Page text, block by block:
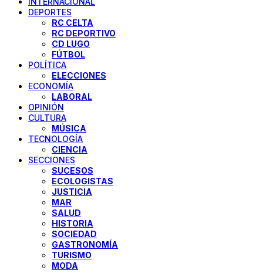
DEPORTES
RC CELTA
RC DEPORTIVO
CD LUGO
FÚTBOL
POLÍTICA
ELECCIONES
ECONOMÍA
LABORAL
OPINIÓN
CULTURA
MÚSICA
TECNOLOGÍA
CIENCIA
SECCIONES
SUCESOS
ECOLOGISTAS
JUSTICIA
MAR
SALUD
HISTORIA
SOCIEDAD
GASTRONOMÍA
TURISMO
MODA